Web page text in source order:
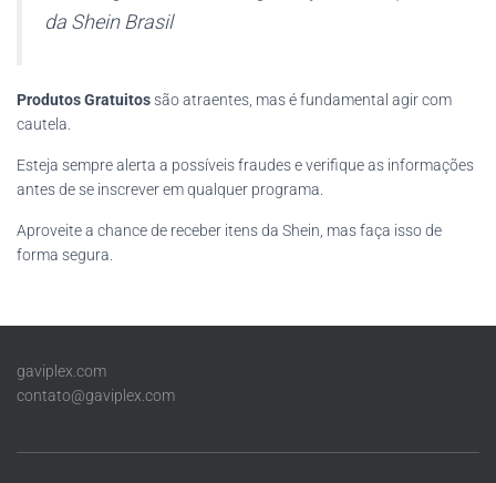
da Shein Brasil
Produtos Gratuitossão atraentes, mas é fundamental agir com
cautela.
Esteja sempre alerta a possíveis fraudes e verifique as informações
antes de se inscrever em qualquer programa.
Aproveite a chance de receber itens da Shein, mas faça isso de
forma segura.
gaviplex.com
contato@gaviplex.com